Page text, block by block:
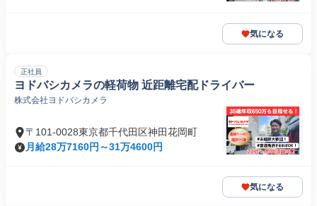
気になる
正社員
ヨドバシカメラの軽荷物 近距離宅配ドライバー
株式会社ヨドバシカメラ
〒101-0028東京都千代田区神田花岡町
月給28万7160円～31万4600円
気になる